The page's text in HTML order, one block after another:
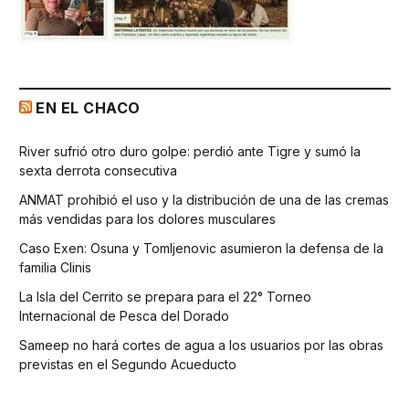
EN EL CHACO
River sufrió otro duro golpe: perdió ante Tigre y sumó la
sexta derrota consecutiva
ANMAT prohibió el uso y la distribución de una de las cremas
más vendidas para los dolores musculares
Caso Exen: Osuna y Tomljenovic asumieron la defensa de la
familia Clinis
La Isla del Cerrito se prepara para el 22° Torneo
Internacional de Pesca del Dorado
Sameep no hará cortes de agua a los usuarios por las obras
previstas en el Segundo Acueducto